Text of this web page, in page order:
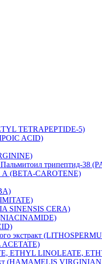
TETRAPEPTIDE-5)
ACID)
трипептид-38
А (BETA-CAROTENE)
SINENSIS CERA)
экстракт
ETHYL LINOLEATE,
(HAMAMELIS